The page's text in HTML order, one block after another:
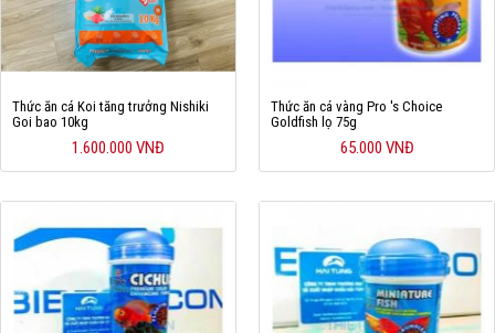
Thức ăn cá Koi tăng trưởng Nishiki
Goi bao 10kg
1.600.000 VNĐ
Thức ăn cá vàng Pro 's Choice
Goldfish lọ 75g
65.000 VNĐ